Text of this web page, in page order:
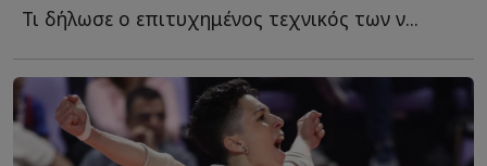
Τι δήλωσε ο επιτυχημένος τεχνικός των ν...